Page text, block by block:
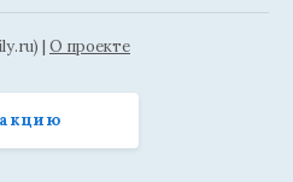
| О проекте